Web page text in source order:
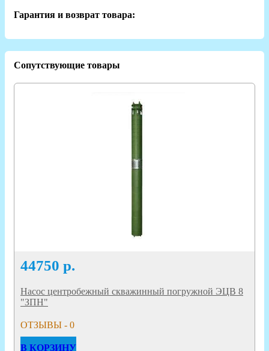
Гарантия и возврат товара:
Сопутствующие товары
44750 р.
Насос центробежный скважинный погружной ЭЦВ 8
"ЗПН"
ОТЗЫВЫ - 0
В КОРЗИНУ